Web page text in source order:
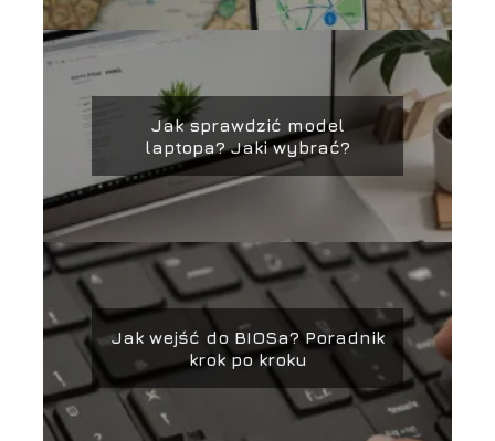
Jak sprawdzić model
laptopa? Jaki wybrać?
Jak wejść do BIOSa? Poradnik
krok po kroku